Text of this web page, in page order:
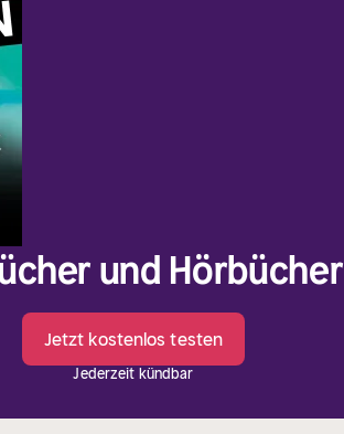
und Hörbücher
Jetzt kostenlos testen
Jederzeit kündbar